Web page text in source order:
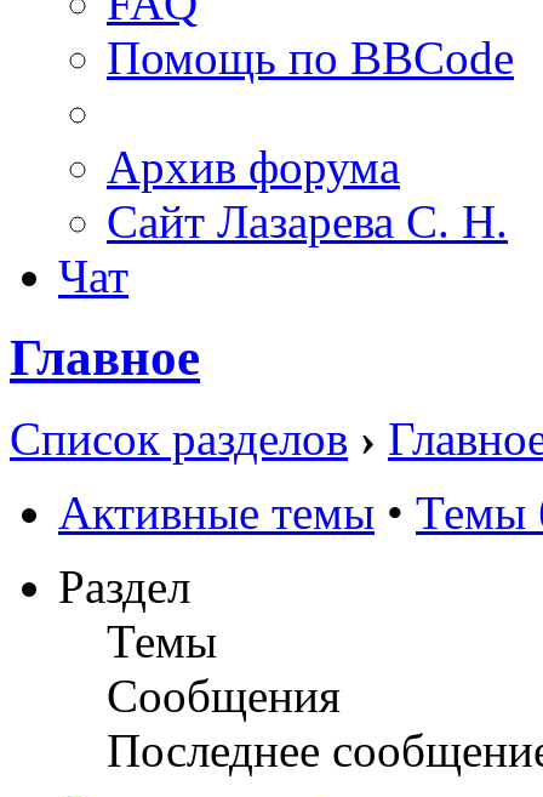
Помощь по BBCode
Архив форума
Сайт Лазарева С. Н.
Чат
Главное
Список разделов ›
Активные темы • Темы
Раздел
Темы
Сообщения
Последнее